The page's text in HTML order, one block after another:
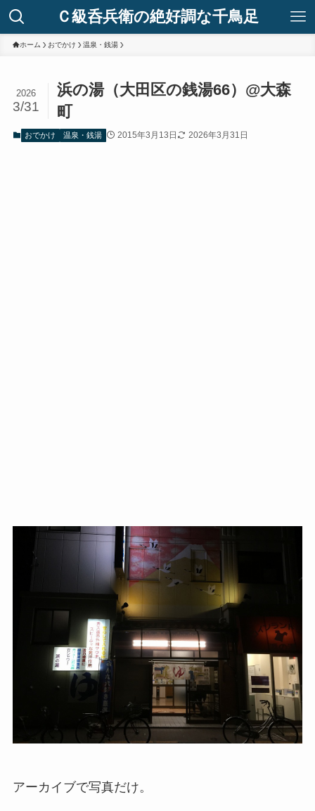
Ｃ級呑兵衛の絶好調な千鳥足
ホーム おでかけ 温泉・銭湯
浜の湯（大田区の銭湯66）@大森
町
2026
3/31
おでかけ 温泉・銭湯 2015年3月13日 2026年3月31日
アーカイブで写真だけ。